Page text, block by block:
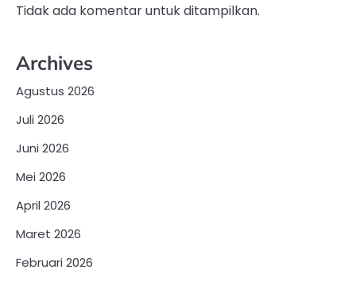
Tidak ada komentar untuk ditampilkan.
Archives
Agustus 2026
Juli 2026
Juni 2026
Mei 2026
April 2026
Maret 2026
Februari 2026